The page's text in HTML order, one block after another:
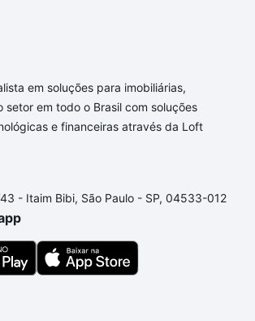
Apartamentos com 2 suites à
Faculdade, Sorocaba, SP?
a oferta ideal para você, com
com 2 suites à venda em Jardim
SP que custam a partir de R$
opções de financiamento imobiliário
dúvida dos custos envolvidos
compra, veja em nosso portal
um apartamento
o imóvel dos seus sonhos
e conforto. Loft, com você até as
em soluções para imobiliárias,
setor em todo o Brasil com soluções
e financeiras através da Loft
- Itaim Bibi, São Paulo - SP, 04533-012